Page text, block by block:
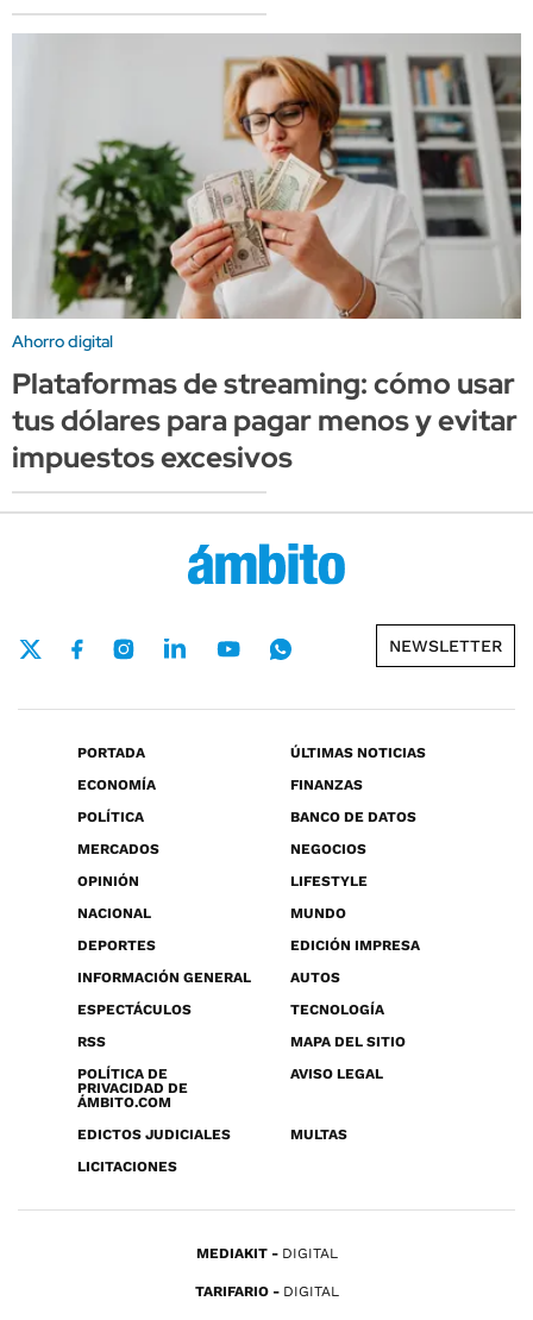
Ahorro digital
Plataformas de streaming: cómo usar
tus dólares para pagar menos y evitar
impuestos excesivos
NEWSLETTER
PORTADA
ÚLTIMAS NOTICIAS
ECONOMÍA
FINANZAS
POLÍTICA
BANCO DE DATOS
MERCADOS
NEGOCIOS
OPINIÓN
LIFESTYLE
NACIONAL
MUNDO
DEPORTES
EDICIÓN IMPRESA
INFORMACIÓN GENERAL
AUTOS
ESPECTÁCULOS
TECNOLOGÍA
RSS
MAPA DEL SITIO
POLÍTICA DE
PRIVACIDAD DE
ÁMBITO.COM
AVISO LEGAL
EDICTOS JUDICIALES
MULTAS
LICITACIONES
MEDIAKIT DIGITAL
TARIFARIO DIGITAL